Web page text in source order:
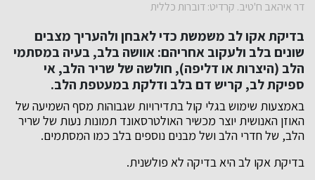
דר איהאב ח'טיב. קרדיט: דוברות כללית
בדיקת אקו לב משמשת כדי לאבחן ולהעריך מצבים
שונים בלב ולעקוב אחריהם: אוושה בלב, בעיה במסתמי
הלב (היצרות או דליפה), חולשה של שריר הלב, אי
ספיקת לב, קריש דם בלב ודלקת במעטפת הלב.
באמצעות שימוש בגלי קול בתדירויות שגבוהות מסף השמיעה של
האוזן האנושית יוצר מכשיר האולטרסאונד תמונות נעות של שריר
הלב, של חדרי הלב ושל מבנים נוספים בלב כמו המסתמים.
בדיקת אקו לב היא בדיקה לא פולשנית.